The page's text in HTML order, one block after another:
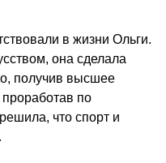
в жизни Ольги.
она сделала
получив высшее
проработав по
что спорт и